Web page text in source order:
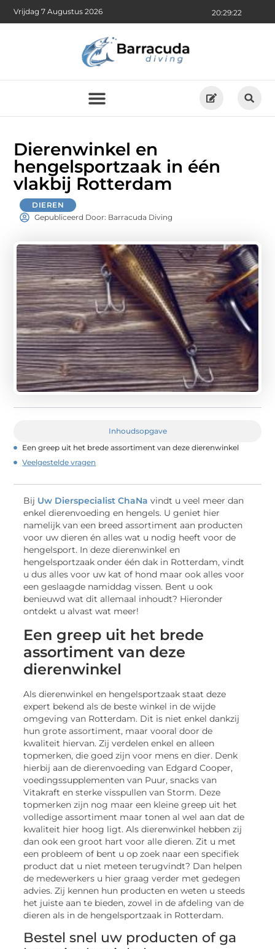
20:29:23
Vrijdag 7 Augustus 2026
Dierenwinkel en
hengelsportzaak in één
vlakbij Rotterdam
DIEREN
Gepubliceerd Door: Barracuda Diving
Inhoudsopgave
Een greep uit het brede assortiment van deze dierenwinkel
Veelgestelde vragen
Bij Uw Dierspecialist ChaNa vindt u veel meer dan
enkel dierenvoeding en hengels. U geniet hier
namelijk van een breed assortiment aan producten
voor uw dieren én alles wat u nodig heeft voor de
hengelsport. In deze dierenwinkel en
hengelsportzaak onder één dak in Rotterdam, vindt
u dus alles voor uw kat of hond maar ook alles voor
een geslaagde namiddag vissen. Bent u ook
benieuwd wat dit allemaal inhoudt? Hieronder
ontdekt u alvast wat meer!
Een greep uit het brede
assortiment van deze
dierenwinkel
Als dierenwinkel en hengelsportzaak staat deze
expert bekend als de beste winkel in de wijde
omgeving van Rotterdam. Dit is niet enkel dankzij
hun grote assortiment, maar vooral door de
kwaliteit hiervan. Zij verdelen enkel en alleen
topmerken, die goed zijn voor mens en dier. Denk
hierbij aan de dierenvoeding van Edgard Cooper,
voedingssupplementen van Puur, snacks van
Vitakraft en sterke visspullen van Storm. Deze
topmerken zijn nog maar een kleine greep uit het
volledige assortiment maar tonen al wel aan dat de
kwaliteit hier hoog ligt. Als dierenwinkel hebben zij
dan ook een groot hart voor alle dieren. Zit u met
een probleem of bent u op zoek naar een specifiek
product dat u niet meteen terugvindt? Dan helpen
de medewerkers u hier graag verder met gedegen
advies. Zij kennen hun producten en weten u steeds
het juiste aan te bieden, zowel in de afdeling van de
dieren als in de hengelsportzaak in Rotterdam.
Bestel snel uw producten of ga